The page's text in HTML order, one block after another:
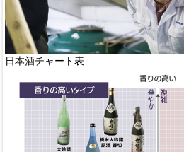
日本酒チャート表